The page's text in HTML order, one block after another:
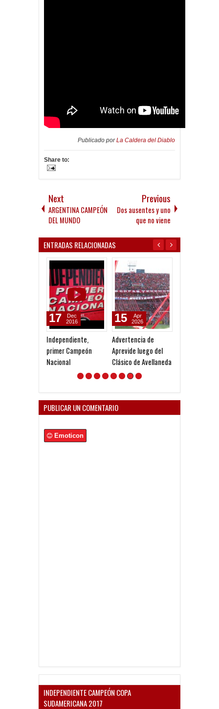
Publicado porLa Caldera del Diablo
Share to:
Next
ARGENTINA CAMPEÓN
DEL MUNDO
Previous
Dos ausentes y uno
que no viene
ENTRADAS RELACIONADAS
Independiente,
primer Campeón
Nacional
17
Dec
2016
Advertencia de
Aprevide luego del
Clásico de Avellaneda
15
Apr
2026
PUBLICAR UN COMENTARIO
Emoticon
INDEPENDIENTE CAMPEÓN COPA
SUDAMERICANA 2017